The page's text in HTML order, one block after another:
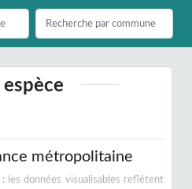
métropolitaine
:les données visualisables reflètent